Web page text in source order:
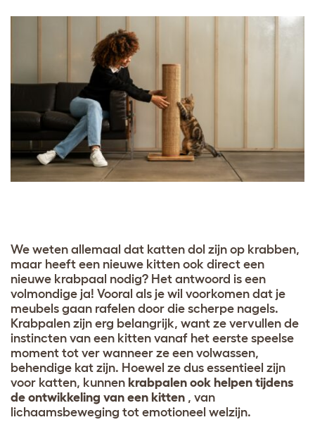
We weten allemaal dat katten dol zijn op krabben,
maar heeft een nieuwe kitten ook direct een
nieuwe krabpaal nodig? Het antwoord is een
volmondige ja! Vooral als je wil voorkomen dat je
meubels gaan rafelen door die scherpe nagels.
Krabpalen zijn erg belangrijk, want ze vervullen de
instincten van een kitten vanaf het eerste speelse
moment tot ver wanneer ze een volwassen,
behendige kat zijn. Hoewel ze dus essentieel zijn
voor katten, kunnen krabpalen ook helpen tijdens
de ontwikkeling van een kitten , van
lichaamsbeweging tot emotioneel welzijn.